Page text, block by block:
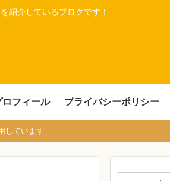
紹介しているブログです！
ロフィール プライバシーポリシー
しています